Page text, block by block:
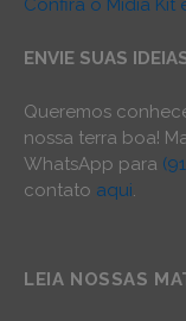
Confira o Mídia Kit
ENVIE SUAS
Queremos
nossa terra boa!
WhatsApp para
contato aqui.
LEIA NOSSAS